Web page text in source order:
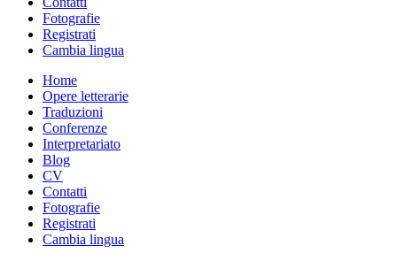
Fotografie
Registrati
Cambia lingua
Home
Opere letterarie
Traduzioni
Conferenze
Interpretariato
Blog
CV
Contatti
Fotografie
Registrati
Cambia lingua